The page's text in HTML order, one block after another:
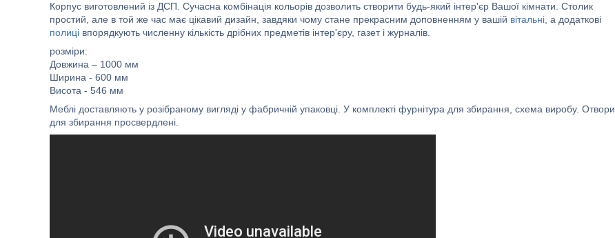
Корпус виготовлений із ДСП. Сучасна комбінація кольорів дозволить створити будь-який інтер'єр Вашої кімнати. Столик
простий, але в той же час має цікавий дизайн, завдяки чому стане прекрасним доповненням у вашій вітальні , а додаткові
полиці впорядкують численну кількість дрібних предметів інтер'єру, газет і журналів.
розміри:
Довжина – 1000 мм
Ширина - 600 мм
Висота - 546 мм
Меблі доставляють у розібраному вигляді у фабричній упаковці. У комплекті фурнітура для збирання, схема виробу. Отвори
для збирання просвердлені.